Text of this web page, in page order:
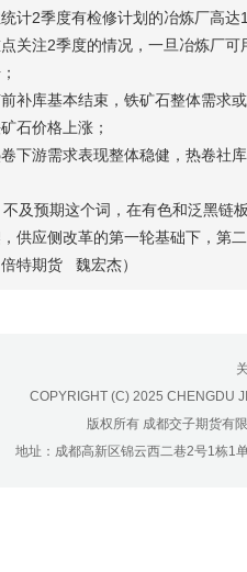
计2季度有检修计划的冶炼厂高
关注2季度的情况，一旦冶炼厂
补库基本结束，铁矿石整体需求
石价格上涨；
下游需求表现整体稳健，热卷社
及预期这个词，在有色和泛黑链
供应侧改革的第一轮基础下，第
倍特期货 魏宏杰）
COPYRIGHT (C) 2025 CHENGDU
版权所有 成都交子期货有
地址：成都高新区锦云西二巷2号1栋1
，
，023-